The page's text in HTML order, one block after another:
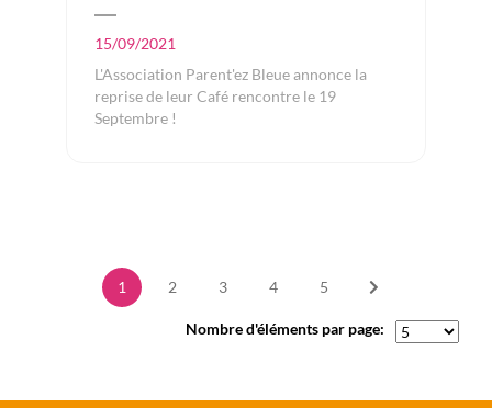
15/09/2021
L'Association Parent'ez Bleue annonce la
reprise de leur Café rencontre le 19
Septembre !
Nombre d'éléments par page:
1 2 3 4 5